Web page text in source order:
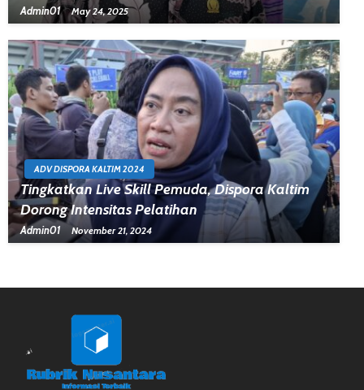
Admin01 May 24, 2025
ADV DISPORA KALTIM 2024
Tingkatkan Live Skill Pemuda, Dispora Kaltim
Dorong Intensitas Pelatihan
Admin01 November 21, 2024